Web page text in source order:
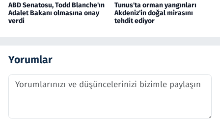
ABD Senatosu, Todd Blanche'ın
Adalet Bakanı olmasına onay
verdi
Tunus'ta orman yangınları
Akdeniz'in doğal mirasını
tehdit ediyor
Yorumlar